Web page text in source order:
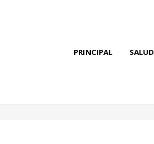
PRINCIPAL SALUD